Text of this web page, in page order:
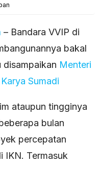
– Bandara VVIP di
bakal
Menteri
Sumadi
ataupun tingginya
bulan
percepatan
IKN. Termasuk